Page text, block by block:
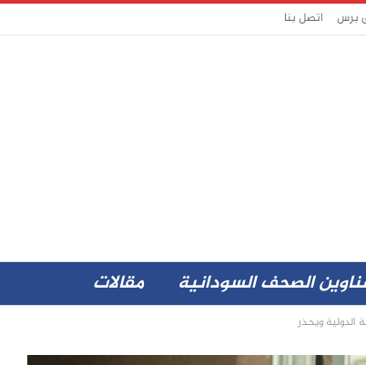
برس اتصل بنا
الصحف السودانية مقالات
ويحذر